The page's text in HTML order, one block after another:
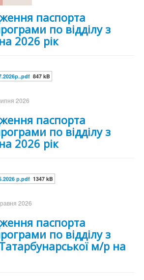
паспорта
по відділу з
2026 рік
847 kB
2026
паспорта
по відділу з
2026 рік
р.pdf 1347 kB
2026
паспорта
по відділу з
м/р на